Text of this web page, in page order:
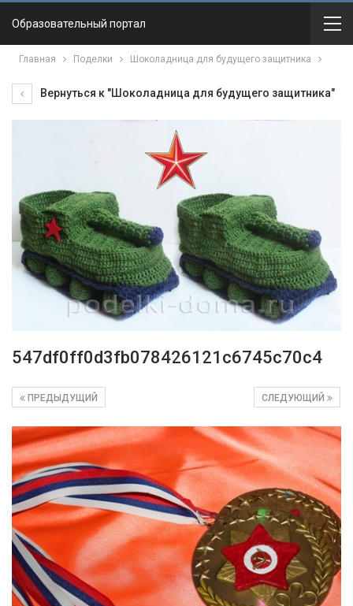
Образовательный портал
Главная Поделки Шоколадница для будущего защитника
Вернуться к "Шоколадница для будущего защитника"
547df0ff0d3fb078426121c6745c70c4
СЛЕДУЮЩИЙ
ПРЕДЫДУЩИЙ